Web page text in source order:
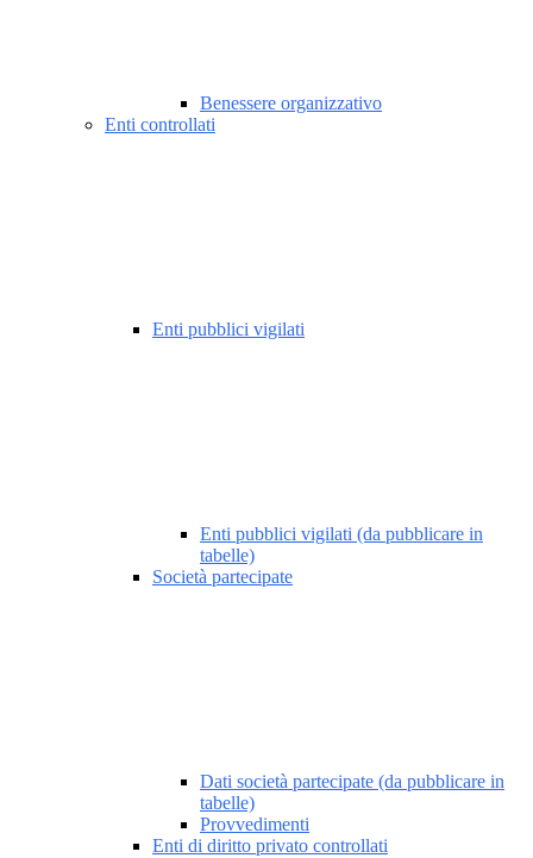
Benessere organizzativo
Enti controllati
Enti pubblici vigilati
Enti pubblici vigilati (da pubblicare in
tabelle)
Società partecipate
Dati società partecipate (da pubblicare in
tabelle)
Provvedimenti
Enti di diritto privato controllati